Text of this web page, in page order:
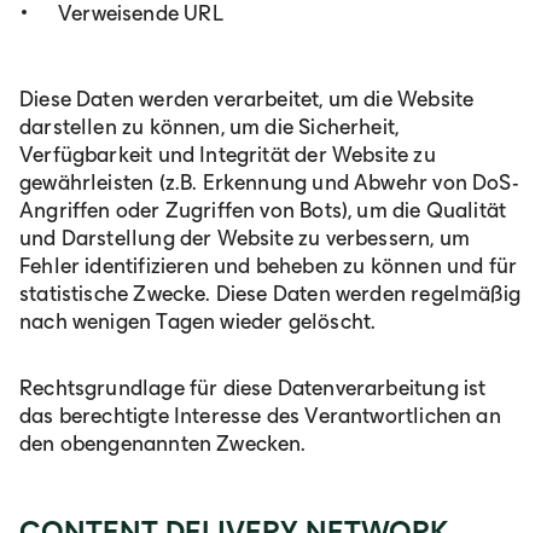
Verweisende URL
Diese Daten werden verarbeitet, um die Website
darstellen zu können, um die Sicherheit,
Verfügbarkeit und Integrität der Website zu
gewährleisten (z.B. Erkennung und Abwehr von DoS-
Angriffen oder Zugriffen von Bots), um die Qualität
und Darstellung der Website zu verbessern, um
Fehler identifizieren und beheben zu können und für
statistische Zwecke. Diese Daten werden regelmäßig
nach wenigen Tagen wieder gelöscht.
Rechtsgrundlage für diese Datenverarbeitung ist
das berechtigte Interesse des Verantwortlichen an
den obengenannten Zwecken.